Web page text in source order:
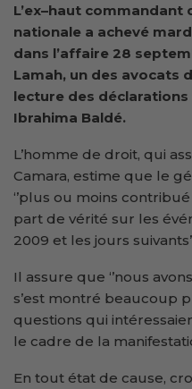
L’ex–haut commandant
nationale a achevé
dans l’affaire 28
Lamah, un des avocats
lecture des
Ibrahima Baldé.
L’homme de droit, qui
Camara, estime que le
‘’plus ou moins
part de vérité sur les
2009 et les jours
Il assure que ‘’nous
s’est montré beaucoup
questions qui
le cadre de la
En tout état de cause,